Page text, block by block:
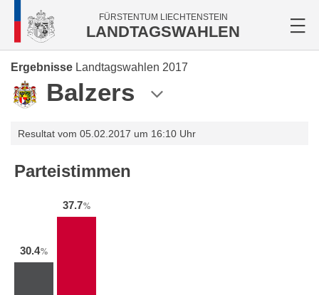
FÜRSTENTUM LIECHTENSTEIN
LANDTAGSWAHLEN
Ergebnisse Landtagswahlen 2017
Balzers
Resultat vom 05.02.2017 um 16:10 Uhr
Parteistimmen
30.4%
37.7%